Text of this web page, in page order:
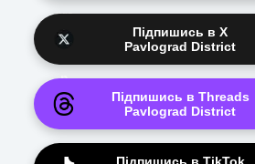
Підпишись в X
Pavlograd District
Підпишись в Threads
Pavlograd District